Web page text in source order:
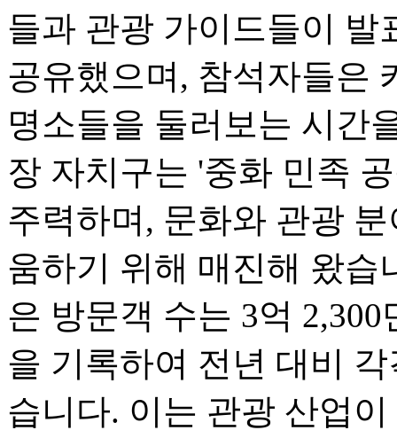
들과 관광 가이드들이 발
공유했으며, 참석자들은
명소들을 둘러보는 시간
장 자치구는 '중화 민족
주력하며, 문화와 관광
움하기 위해 매진해 왔습
은 방문객 수는 3억
을 기록하여 전년 대비
습니다. 이는 관광 산업